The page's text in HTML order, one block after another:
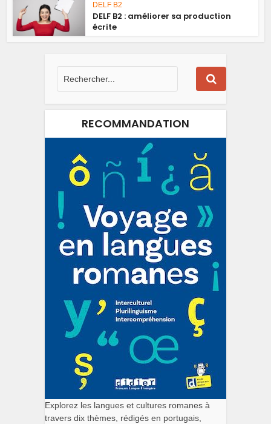
DELF B2
DELF B2 : améliorer sa production
écrite
RECOMMANDATION
Explorez les langues et cultures romanes à
travers dix thèmes, rédigés en portugais,